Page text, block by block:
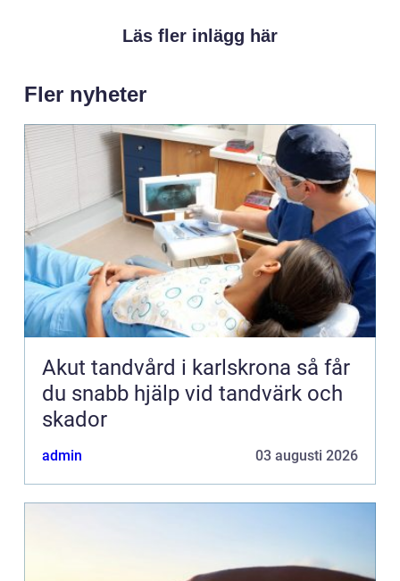
Läs fler inlägg här
Fler nyheter
Akut tandvård i karlskrona så får
du snabb hjälp vid tandvärk och
skador
admin 03 augusti 2026